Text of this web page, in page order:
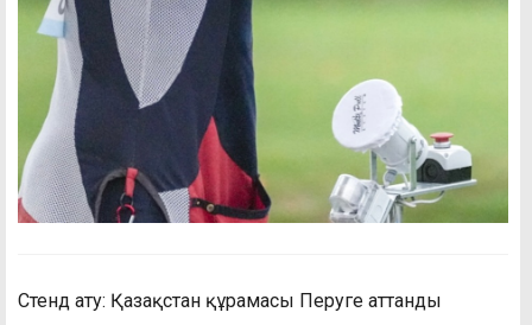
Стенд ату: Қазақстан құрамасы Перуге аттанды